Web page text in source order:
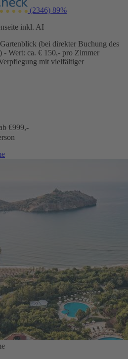
(2346) 89%
inkl. AI
(bei direkter Buchung des
Wert: ca. € 150,- pro Zimmer
mit vielfältiger
€999,-